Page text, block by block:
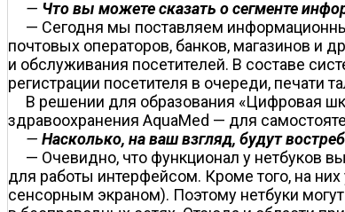
— Что вы можете сказать о сегменте
— Сегодня мы поставляем
почтовых операторов, банков, магазинов и
и обслуживания посетителей. В составе
регистрации посетителя в очереди, печати
В решении для образования «Цифровая
здравоохранения AquaMed — для
— Насколько, на ваш взгляд, будут
— Очевидно, что функционал у нетбуков
для работы интерфейсом. Кроме того, на
сенсорным экраном). Поэтому нетбуки